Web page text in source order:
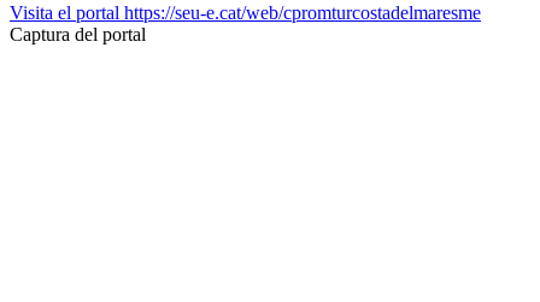
Visita el portal https://seu-e.cat/web/cpromturcostadelmaresme
Captura del portal